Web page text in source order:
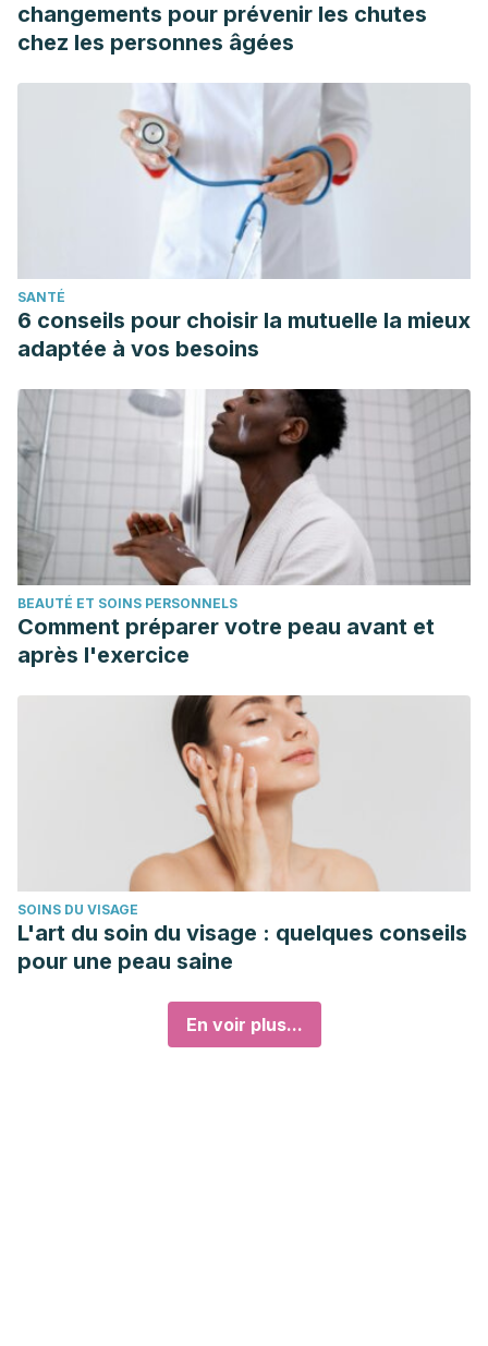
changements pour prévenir les chutes
chez les personnes âgées
SANTÉ
6 conseils pour choisir la mutuelle la mieux
adaptée à vos besoins
BEAUTÉ ET SOINS PERSONNELS
Comment préparer votre peau avant et
après l'exercice
SOINS DU VISAGE
L'art du soin du visage : quelques conseils
pour une peau saine
En voir plus...